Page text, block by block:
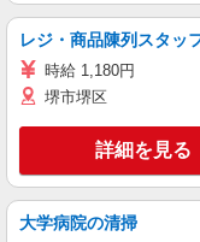
レジ・商品陳列スタッ
時給 1,180円
堺市堺区
詳細を見る
大学病院の清掃